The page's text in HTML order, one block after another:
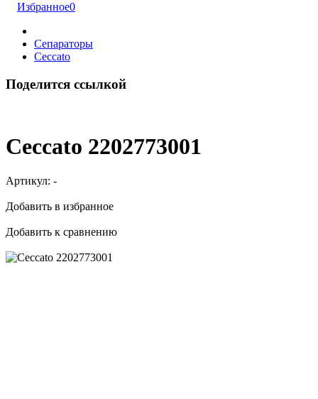
Избранное0
Сепараторы
Ceccato
Поделится ссылкой
Ceccato 2202773001
Артикул: -
Добавить в избранное
Добавить к сравнению